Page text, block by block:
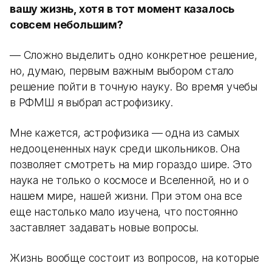
вашу жизнь, хотя в тот момент казалось
совсем небольшим?
— Сложно выделить одно конкретное решение,
но, думаю, первым важным выбором стало
решение пойти в точную науку. Во время учебы
в РФМШ я выбрал астрофизику.
Мне кажется, астрофизика — одна из самых
недооцененных наук среди школьников. Она
позволяет смотреть на мир гораздо шире. Это
наука не только о космосе и Вселенной, но и о
нашем мире, нашей жизни. При этом она все
еще настолько мало изучена, что постоянно
заставляет задавать новые вопросы.
Жизнь вообще состоит из вопросов, на которые